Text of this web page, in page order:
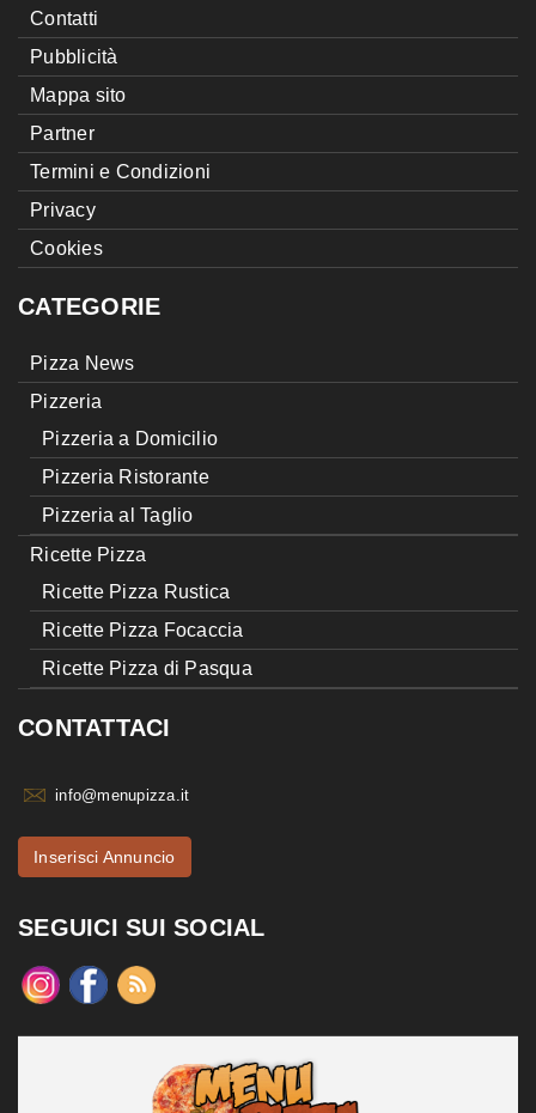
Contatti
Pubblicità
Mappa sito
Partner
Termini e Condizioni
Privacy
Cookies
CATEGORIE
Pizza News
Pizzeria
Pizzeria a Domicilio
Pizzeria Ristorante
Pizzeria al Taglio
Ricette Pizza
Ricette Pizza Rustica
Ricette Pizza Focaccia
Ricette Pizza di Pasqua
CONTATTACI
info@menupizza.it
Inserisci Annuncio
SEGUICI SUI SOCIAL